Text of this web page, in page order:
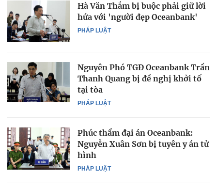
PHÁP LUẬT
Hà Văn Thắm bị buộc phải giữ lời
hứa với 'người đẹp Oceanbank'
PHÁP LUẬT
Nguyên Phó TGĐ Oceanbank Trần
Thanh Quang bị đề nghị khởi tố
tại tòa
PHÁP LUẬT
Phúc thẩm đại án Oceanbank:
Nguyễn Xuân Sơn bị tuyên y án tử
hình